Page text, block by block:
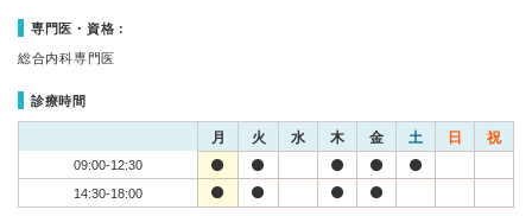
専門医・資格：
総合内科専門医
診療時間
月 火 水 木 金 土 日 祝
09:00-12:30
14:30-18:00